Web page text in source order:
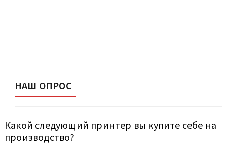
НАШ ОПРОС
Какой следующий принтер вы купите себе на
производство?